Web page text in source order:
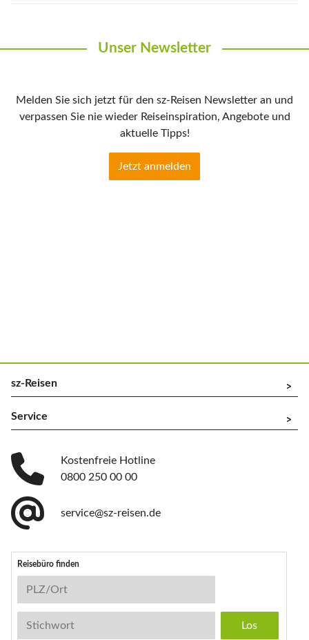
Unser Newsletter
Melden Sie sich jetzt für den sz-Reisen Newsletter an und
verpassen Sie nie wieder Reiseinspiration, Angebote und
aktuelle Tipps!
Jetzt anmelden
sz-Reisen ^
Service ^
Kostenfreie Hotline
0800 250 00 00
service@sz-reisen.de
Reisebüro finden
Reisebüro-Suche
PLZ/Ort